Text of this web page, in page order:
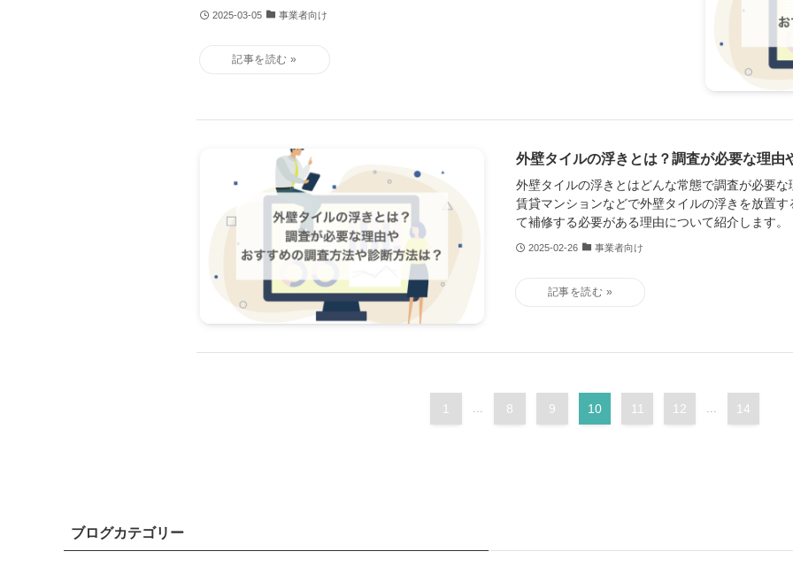
2025-03-05 事業者向け
外壁タイルの浮きとは？調査が必要な理由
外壁タイルの浮きとはどんな常態で調査が必要な
賃貸マンションなどで外壁タイルの浮きを放置
て補修する必要がある理由について紹介します。
2025-02-26 事業者向け
1 ... 8 9 10 11 12 ... 14
ブログカテゴリー